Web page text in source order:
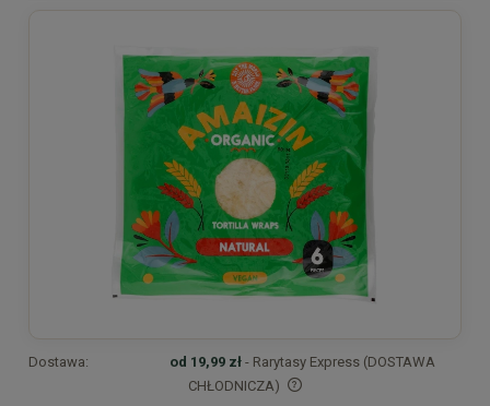
Dostawa: od 19,99 zł - Rarytasy Express (DOSTAWA
CHŁODNICZA)